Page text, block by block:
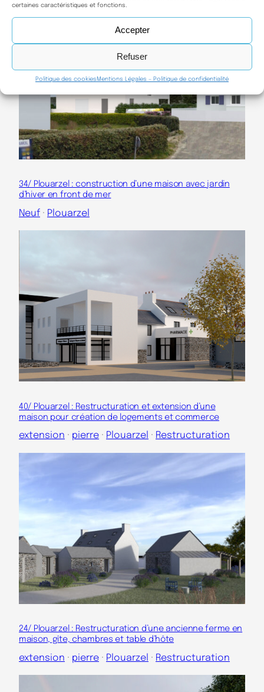
certaines caractéristiques et fonctions.
Accepter
Refuser
Politique des cookies Mentions Légales – Politique de confidentialité
34/ Plouarzel : construction d’une maison avec jardin
d’hiver en front de mer
Neuf · Plouarzel
40/ Plouarzel : Restructuration et extension d’une
maison pour création de logements et commerce
extension · pierre · Plouarzel · Restructuration
24/ Plouarzel : Restructuration d’une ancienne ferme en
maison, gîte, chambres et table d’hôte
extension · pierre · Plouarzel · Restructuration